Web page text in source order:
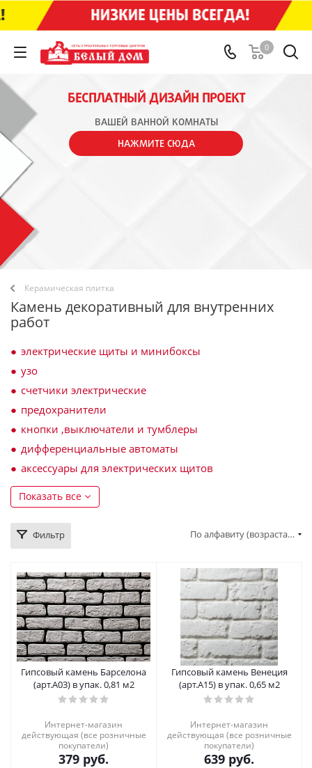
0
БЕСПЛАТНЫЙ ДИЗАЙН ПРОЕКТ
ВАШЕЙ ВАННОЙ КОМНАТЫ
НАЖМИТЕ СЮДА
Керамическая плитка
Камень декоративный для внутренних
работ
электрические щиты и минибоксы
узо
счетчики электрические
предохранители
кнопки ,выключатели и тумблеры
дифференциальные автоматы
аксессуары для электрических щитов
Показать все
Фильтр По алфавиту (возрастание)
Гипсовый камень Барселона
(арт.А03) в упак. 0,81 м2
Интернет-магазин
действующая (все розничные
покупатели)
379 руб.
Гипсовый камень Венеция
(арт.А15) в упак. 0,65 м2
Интернет-магазин
действующая (все розничные
покупатели)
639 руб.